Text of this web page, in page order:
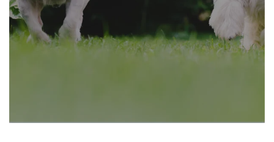
votre
adresse
email